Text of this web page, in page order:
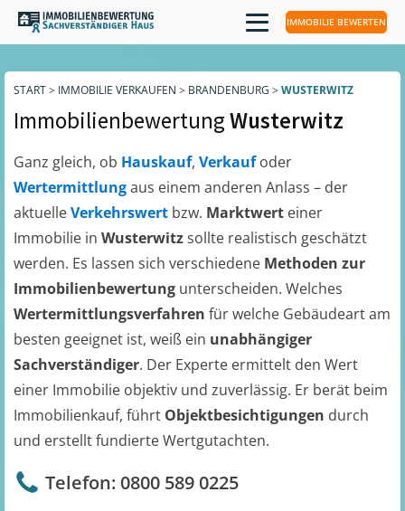
IMMOBILIE BEWERTEN
START> IMMOBILIE VERKAUFEN > BRANDENBURG > WUSTERWITZ
ImmobilienbewertungWusterwitz
Ganz gleich, ob Hauskauf, Verkaufoder
Wertermittlungaus einem anderen Anlass – der
aktuelleVerkehrswert bzw. Marktwert einer
Immobilie in Wusterwitzsollte realistisch geschätzt
werden. Es lassen sich verschiedene Methoden zur
Immobilienbewertung unterscheiden. Welches
Wertermittlungsverfahren für welche Gebäudeart am
besten geeignet ist, weiß ein unabhängiger
Sachverständiger. Der Experte ermittelt den Wert
einer Immobilie objektiv und zuverlässig. Er berät beim
Immobilienkauf, führt Objektbesichtigungen durch
und erstellt fundierte Wertgutachten.
Telefon: 0800 589 0225